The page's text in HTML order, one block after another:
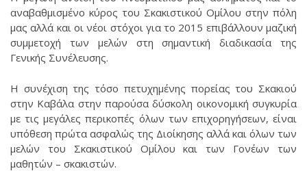
αναβαθμισμένο κύρος του Σκακιστικού Ομίλου στην πόλη
μας αλλά και οι νέοι στόχοι για το 2015 επιβάλλουν μαζική
συμμετοχή των μελών στη σημαντική διαδικασία της
Γενικής Συνέλευσης.
Η συνέχιση της τόσο πετυχημένης πορείας του Σκακιού
στην Καβάλα στην παρούσα δύσκολη οικονομική συγκυρία
με τις μεγάλες περικοπές όλων των επιχορηγήσεων, είναι
υπόθεση πρώτα ασφαλώς της Διοίκησης αλλά και όλων των
μελών του Σκακιστικού Ομίλου και των Γονέων των
μαθητών – σκακιστών.